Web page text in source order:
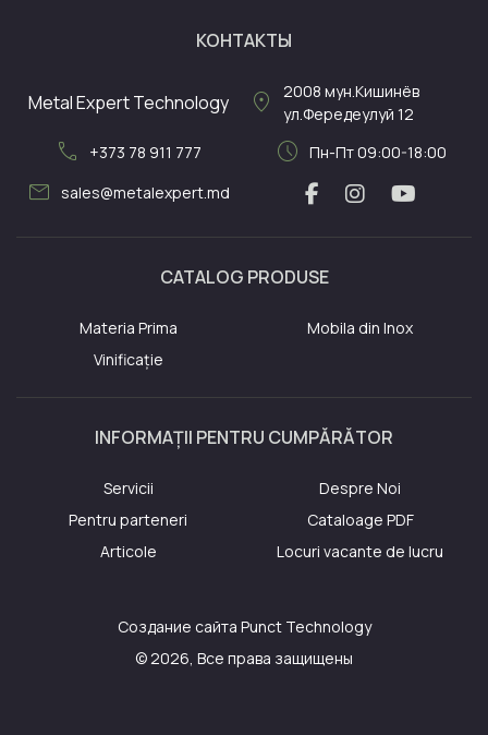
КОНТАКТЫ
Metal Expert Technology location_on 2008 мун.Кишинёв
ул.Фередеулуй 12
call +373 78 911 777 schedule Пн-Пт 09:00-18:00
mail sales@metalexpert.md
CATALOG PRODUSE
Materia Prima
Mobila din Inox
Vinificație
INFORMAȚII PENTRU CUMPĂRĂTOR
Servicii
Despre Noi
Pentru parteneri
Cataloage PDF
Articole
Locuri vacante de lucru
Создание сайта Punct Technology
© 2026, Все права защищены